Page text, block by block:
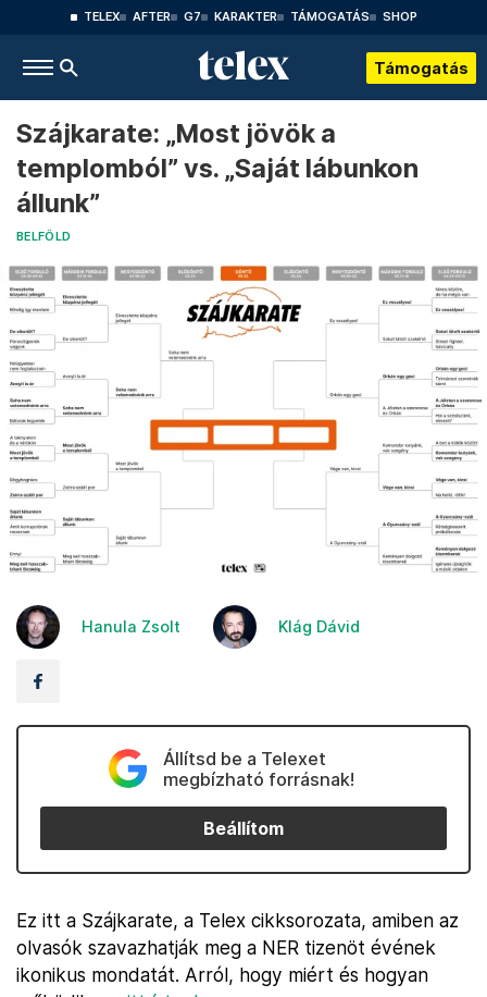
TELEX AFTER G7 KARAKTER TÁMOGATÁS SHOP
Támogatás
Szájkarate: „Most jövök a
templomból” vs. „Saját lábunkon
állunk”
BELFÖLD
Hanula Zsolt Klág Dávid
Állítsd be a Telexet
megbízható forrásnak!
Beállítom
Ez itt a Szájkarate, a Telex cikksorozata, amiben az
olvasók szavazhatják meg a NER tizenöt évének
ikonikus mondatát. Arról, hogy miért és hogyan